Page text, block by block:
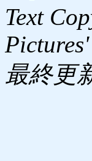
Text
最終更